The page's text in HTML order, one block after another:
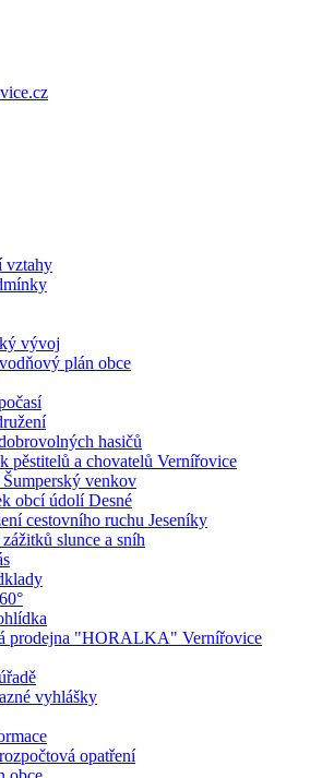
vztahy
vývoj
plán obce
hasičů
pěstitelů a chovatelů Vernířovice
venkov
obcí údolí Desné
cestovního ruchu Jeseníky
slunce a sníh
prodejna "HORALKA" Vernířovice
vyhlášky
opatření